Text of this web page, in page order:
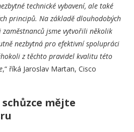
technické vybavení, ale také
principů. Na základě dlouhodobých
jsme vytvořili několik
nezbytná pro efektivní spolupráci
z těchto pravidel kvalitu této
,“ říká Jaroslav Martan, Cisco
mějte